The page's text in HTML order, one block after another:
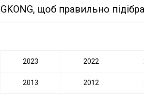
щоб правильно
2023 2022
2013 2012